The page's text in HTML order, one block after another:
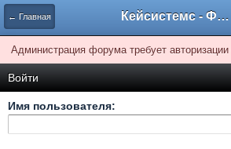
← Главная Кейсистемс - Форумы
Администрация форума требует
Войти
Имя пользователя: